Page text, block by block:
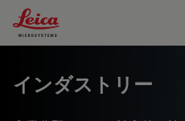
Leica Microsystems Logo
インダストリー